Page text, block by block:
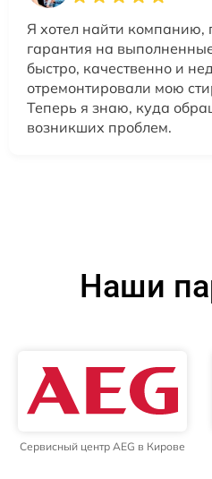
Я хотел найти компанию,
гарантия на
быстро, качественно и
отремонтировали мою
Теперь я знаю, куда
возникших проблем.
Наши
Сервисный центр AEG в Кирове